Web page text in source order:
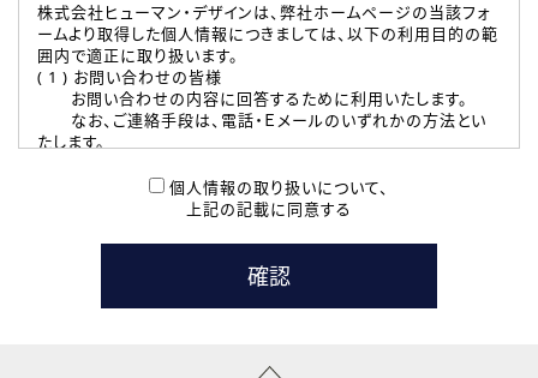
株式会社ヒューマン・デザインは、弊社ホームページの当該フォ
ームより取得した個人情報につきましては、以下の利用目的の範
囲内で適正に取り扱います。
( 1 ) お問い合わせの皆様
お問い合わせの内容に回答するために利用いたします。
なお、ご連絡手段は、電話・Ｅメールのいずれかの方法とい
たします。
本登録に関するご連絡および本登録時の参考情報として利
たします。
( 3 ) スタッフ派遣を検討されている企業の皆様
お問い合わせの内容に回答するために利用いたします。
なお、ご連絡手段は、電話・Ｅメールのいずれかの方法とい
個人情報の取り扱いについて、
上記の記載に同意する